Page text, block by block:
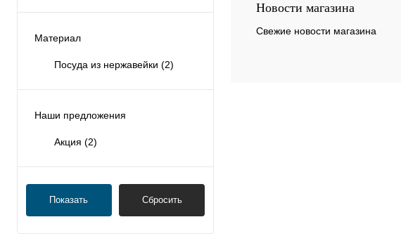
Материал
Посуда из нержавейки (2)
Наши предложения
Акция (2)
Показать Сбросить
наличии
Новости магазина
Свежие новости магазина